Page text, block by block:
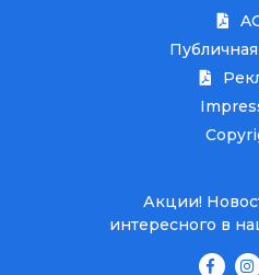
Акции!
интересного в